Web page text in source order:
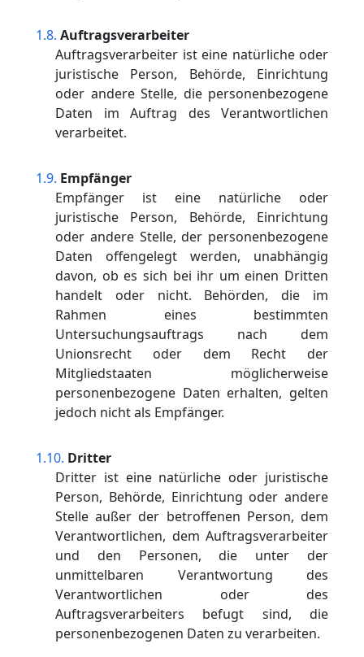
Auftragsverarbeiter
Auftragsverarbeiter ist eine natürliche oder
juristische Person, Behörde, Einrichtung
oder andere Stelle, die personenbezogene
Daten im Auftrag des Verantwortlichen
verarbeitet.
Empfänger
Empfänger ist eine natürliche oder
juristische Person, Behörde, Einrichtung
oder andere Stelle, der personenbezogene
Daten offengelegt werden, unabhängig
davon, ob es sich bei ihr um einen Dritten
handelt oder nicht. Behörden, die im
Rahmen eines bestimmten
Untersuchungsauftrags nach dem
Unionsrecht oder dem Recht der
Mitgliedstaaten möglicherweise
personenbezogene Daten erhalten, gelten
jedoch nicht als Empfänger.
Dritter
Dritter ist eine natürliche oder juristische
Person, Behörde, Einrichtung oder andere
Stelle außer der betroffenen Person, dem
Verantwortlichen, dem Auftragsverarbeiter
und den Personen, die unter der
unmittelbaren Verantwortung des
Verantwortlichen oder des
Auftragsverarbeiters befugt sind, die
personenbezogenen Daten zu verarbeiten.